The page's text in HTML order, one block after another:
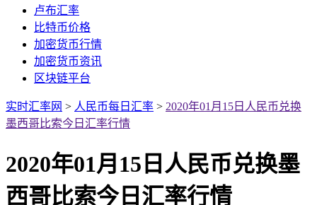
卢布汇率
比特币价格
加密货币行情
加密货币资讯
区块链平台
实时汇率网 > 人民币每日汇率 > 2020年01月15日人民币兑换
墨西哥比索今日汇率行情
2020年01月15日人民币兑换墨
西哥比索今日汇率行情